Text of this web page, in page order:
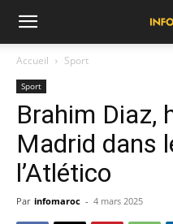
Accueil Sport
Sport
Brahim Diaz,
Madrid dans
l’Atlético
Par infomaroc - 4 mars 2025